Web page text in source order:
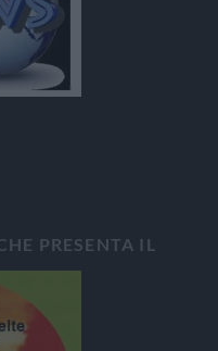
PRESENTA IL